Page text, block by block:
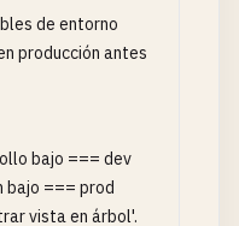
de entorno
producción antes
bajo === dev
bajo === prod
vista en árbol'.